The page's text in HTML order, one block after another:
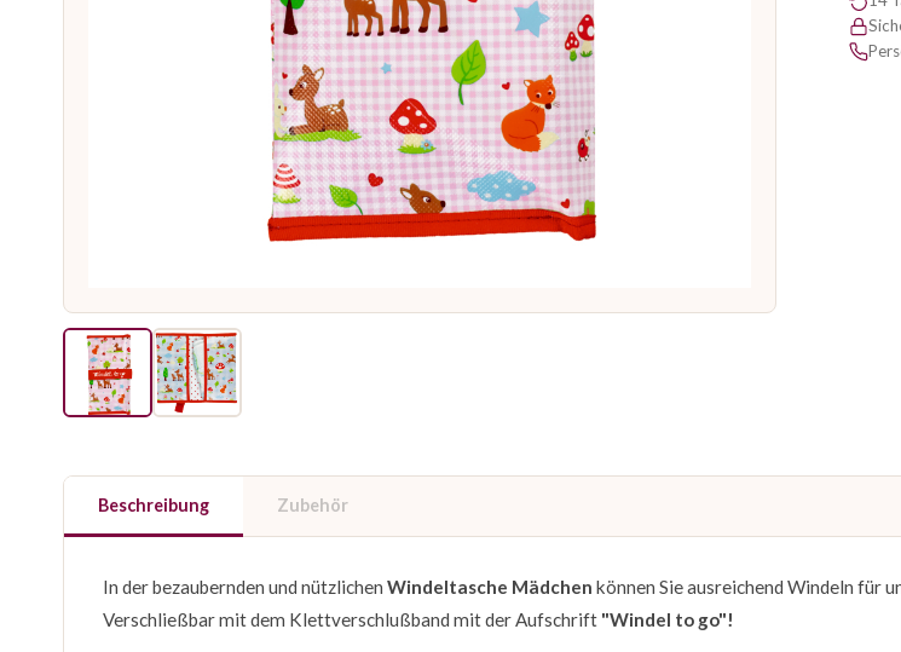
Beschreibung Zubehör
In der bezaubernden und nützlichen Windeltasche Mädchen können Sie ausreichend Windeln für
Verschließbar mit dem Klettverschlußband mit der Aufschrift "Windel to go"!